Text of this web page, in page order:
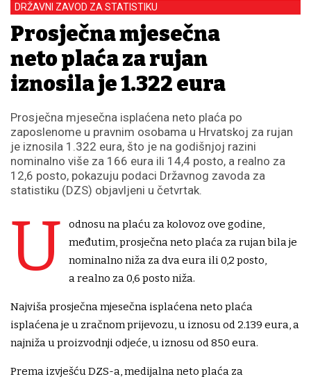
DRŽAVNI ZAVOD ZA STATISTIKU
Prosječna mjesečna
neto plaća za rujan
iznosila je 1.322 eura
Prosječna mjesečna isplaćena neto plaća po
zaposlenome u pravnim osobama u Hrvatskoj za rujan
je iznosila 1.322 eura, što je na godišnjoj razini
nominalno više za 166 eura ili 14,4 posto, a realno za
12,6 posto, pokazuju podaci Državnog zavoda za
statistiku (DZS) objavljeni u četvrtak.
U
odnosu na plaću za kolovoz ove godine,
međutim, prosječna neto plaća za rujan bila je
nominalno niža za dva eura ili 0,2 posto,
a realno za 0,6 posto niža.
Najviša prosječna mjesečna isplaćena neto plaća
isplaćena je u zračnom prijevozu, u iznosu od 2.139 eura, a
najniža u proizvodnji odjeće, u iznosu od 850 eura.
Prema izvješću DZS-a, medijalna neto plaća za